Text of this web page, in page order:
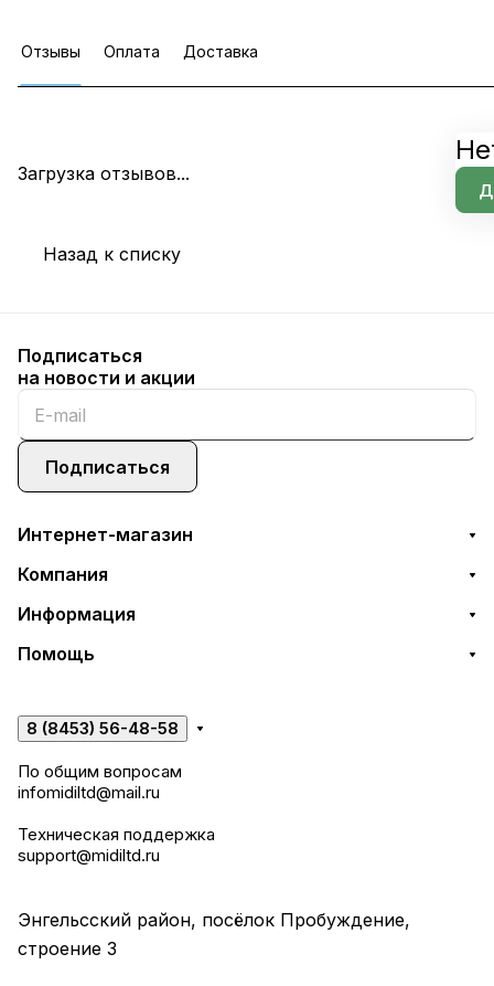
Отзывы Оплата Доставка
Загрузка отзывов...
Назад к списку
Подписаться
на новости и акции
Подписаться
Интернет-магазин
Компания
Информация
Помощь
8 (8453) 56-48-58
По общим вопросам
infomidiltd@mail.ru
Техническая поддержка
support@midiltd.ru
Энгельсский район, посёлок Пробуждение,
строение 3